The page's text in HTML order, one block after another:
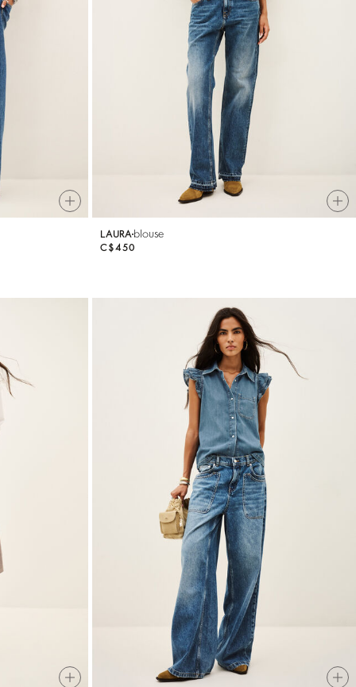
LAURA blouse
C$450